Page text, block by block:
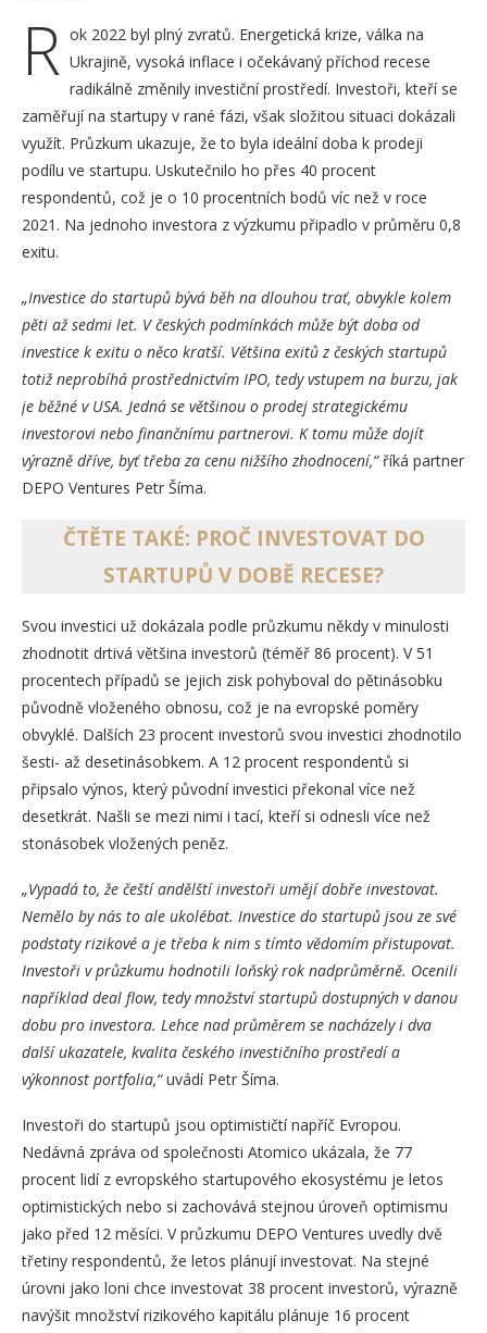
R ok 2022 byl plný zvratů. Energetická krize, válka na
Ukrajině, vysoká inflace i očekávaný příchod recese
radikálně změnily investiční prostředí. Investoři, kteří se
zaměřují na startupy v rané fázi, však složitou situaci dokázali
využít. Průzkum ukazuje, že to byla ideální doba k prodeji
podílu ve startupu. Uskutečnilo ho přes 40 procent
respondentů, což je o 10 procentních bodů víc než v roce
2021. Na jednoho investora z výzkumu připadlo v průměru 0,8
exitu.
„Investice do startupů bývá běh na dlouhou trať, obvykle kolem
pěti až sedmi let. V českých podmínkách může být doba od
investice k exitu o něco kratší. Většina exitů z českých startupů
totiž neprobíhá prostřednictvím IPO, tedy vstupem na burzu, jak
je běžné v USA. Jedná se většinou o prodej strategickému
investorovi nebo finančnímu partnerovi. K tomu může dojít
výrazně dříve, byť třeba za cenu nižšího zhodnocení,“říká partner
DEPO Ventures Petr Šíma.
ČTĚTE TAKÉ: PROČ INVESTOVAT DO
STARTUPŮ V DOBĚ RECESE?
Svou investici už dokázala podle průzkumu někdy v minulosti
zhodnotit drtivá většina investorů (téměř 86 procent). V 51
procentech případů se jejich zisk pohyboval do pětinásobku
původně vloženého obnosu, což je na evropské poměry
obvyklé. Dalších 23 procent investorů svou investici zhodnotilo
šesti- až desetinásobkem. A 12 procent respondentů si
připsalo výnos, který původní investici překonal více než
desetkrát. Našli se mezi nimi i tací, kteří si odnesli více než
stonásobek vložených peněz.
„Vypadá to, že čeští andělští investoři umějí dobře investovat.
Nemělo by nás to ale ukolébat. Investice do startupů jsou ze své
podstaty rizikové a je třeba k nim s tímto vědomím přistupovat.
Investoři v průzkumu hodnotili loňský rok nadprůměrně. Ocenili
napříkladdeal flow, tedy množství startupů dostupných v danou
dobu pro investora. Lehce nad průměrem se nacházely i dva
další ukazatele, kvalita českého investičního prostředí a
výkonnost portfolia,“uvádí Petr Šíma.
Investoři do startupů jsou optimističtí napříč Evropou.
Nedávná zpráva od společnosti Atomico ukázala, že 77
procent lidí z evropského startupového ekosystému je letos
optimistických nebo si zachovává stejnou úroveň optimismu
jako před 12 měsíci. V průzkumu DEPO Ventures uvedly dvě
třetiny respondentů, že letos plánují investovat. Na stejné
úrovni jako loni chce investovat 38 procent investorů, výrazně
navýšit množství rizikového kapitálu plánuje 16 procent